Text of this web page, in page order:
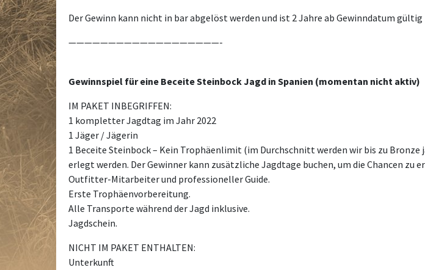
Der Gewinn kann nicht in bar abgelöst werden und ist 2 Jahre ab Gewinndatum
———————————————————-
Gewinnspiel für eine Beceite Steinbock Jagd in Spanien (momentan nicht aktiv)
IM PAKET INBEGRIFFEN:
1 kompletter Jagdtag im Jahr 2022
1 Jäger / Jägerin
1 Beceite Steinbock – Kein Trophäenlimit (im Durchschnitt werden wir bis zu
erlegt werden. Der Gewinner kann zusätzliche Jagdtage buchen, um die Chancen zu
Outfitter-Mitarbeiter und professioneller Guide.
Erste Trophäenvorbereitung.
Alle Transporte während der Jagd inklusive.
Jagdschein.
NICHT IM PAKET ENTHALTEN:
Unterkunft